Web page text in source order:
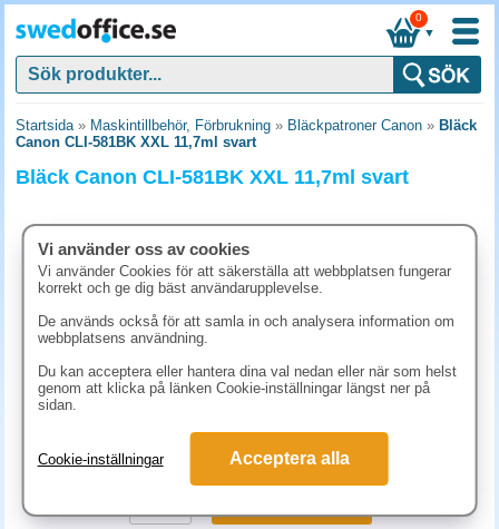
▼
0
Startsida» Maskintillbehör, Förbrukning » Bläckpatroner Canon » Bläck
Canon CLI-581BK XXL 11,7ml svart
Bläck Canon CLI-581BK XXL 11,7ml svart
393.80 kr (inkl. moms)
Vi använder oss av cookies
Vi använder Cookies för att säkerställa att webbplatsen fungerar
korrekt och ge dig bäst användarupplevelse.
De används också för att samla in och analysera information om
webbplatsens användning.
Du kan acceptera eller hantera dina val nedan eller när som helst
genom att klicka på länken Cookie-inställningar längst ner på
sidan.
Cookie-inställningar Acceptera alla